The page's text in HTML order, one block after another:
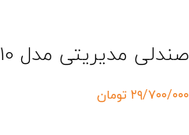
صندلی مدیریتی مدل Onyx M310 نظری
۲۹/۷۰۰/۰۰۰ تومان